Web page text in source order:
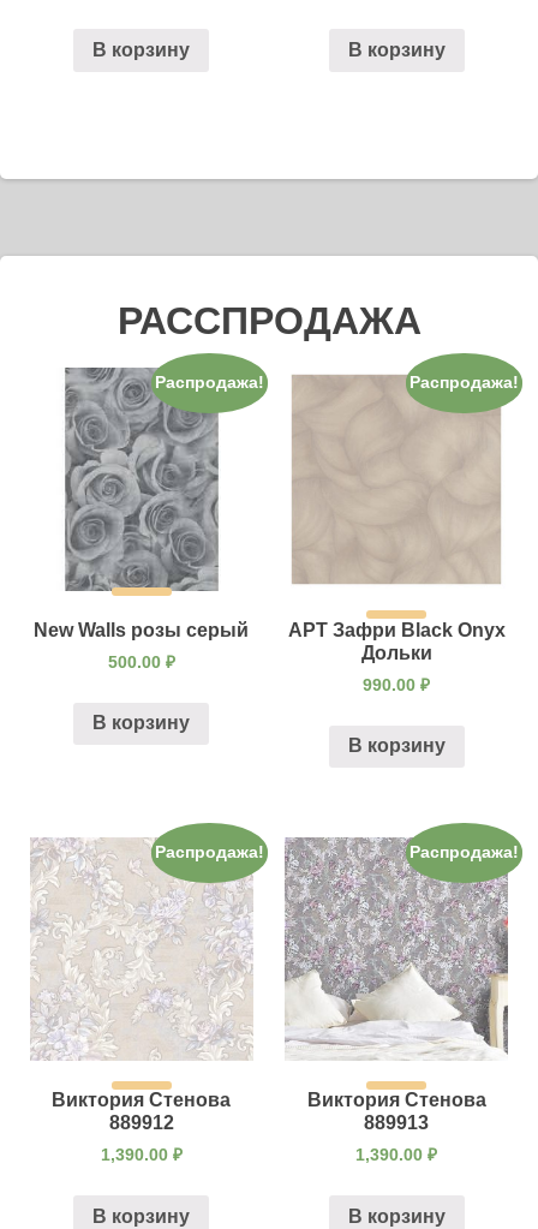
В корзину В корзину
РАССПРОДАЖА
Распродажа!
New Walls розы серый
500.00 ₽
В корзину
Распродажа!
АРТ Зафри Black Onyx
Дольки
990.00₽
В корзину
Распродажа!
Виктория Стенова
889912
1,390.00 ₽
В корзину
Распродажа!
Виктория Стенова
889913
1,390.00₽
В корзину